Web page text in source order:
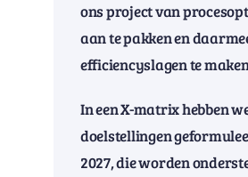
ons project van
aan te pakken en
efficiencyslagen te
In een X-matrix hebben
doelstellingen
2027, die worden